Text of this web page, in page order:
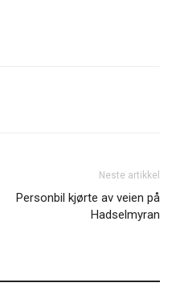
Neste artikkel
Personbil kjørte av veien på
Hadselmyran